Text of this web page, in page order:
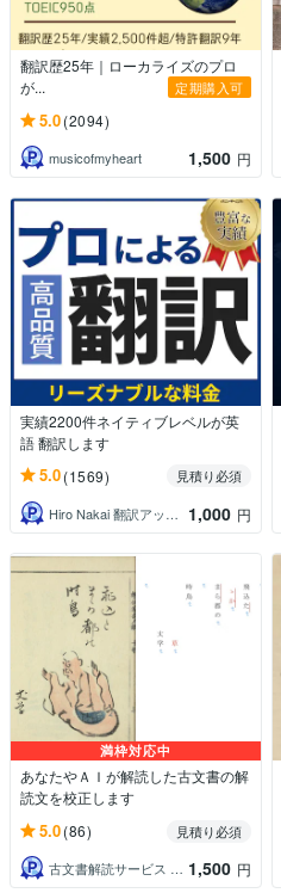
翻訳歴25年｜ローカライズのプロ
が...
定期購入可
5.0(2094)
musicofmyheart 1,500 円
実績2200件ネイティブレベルが英
語 翻訳します
5.0(1569)
見積り必須
Hiro Nakai 翻訳アップデート
1,000 円
満枠対応中
あなたやＡＩが解読した古文書の解
読文を校正します
5.0(86)
見積り必須
古文書解読サービス 羊雲庵
1,500 円